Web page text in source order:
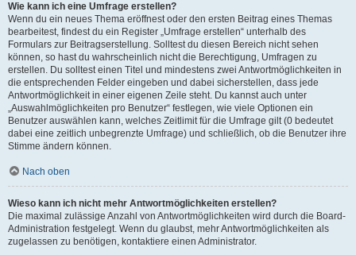
Wie kann ich eine Umfrage erstellen?
Wenn du ein neues Thema eröffnest oder den ersten Beitrag eines Themas
bearbeitest, findest du ein Register „Umfrage erstellen“ unterhalb des
Formulars zur Beitragserstellung. Solltest du diesen Bereich nicht sehen
können, so hast du wahrscheinlich nicht die Berechtigung, Umfragen zu
erstellen. Du solltest einen Titel und mindestens zwei Antwortmöglichkeiten in
die entsprechenden Felder eingeben und dabei sicherstellen, dass jede
Antwortmöglichkeit in einer eigenen Zeile steht. Du kannst auch unter
„Auswahlmöglichkeiten pro Benutzer“ festlegen, wie viele Optionen ein
Benutzer auswählen kann, welches Zeitlimit für die Umfrage gilt (0 bedeutet
dabei eine zeitlich unbegrenzte Umfrage) und schließlich, ob die Benutzer ihre
Stimme ändern können.
Nach oben
Wieso kann ich nicht mehr Antwortmöglichkeiten erstellen?
Die maximal zulässige Anzahl von Antwortmöglichkeiten wird durch die Board-
Administration festgelegt. Wenn du glaubst, mehr Antwortmöglichkeiten als
zugelassen zu benötigen, kontaktiere einen Administrator.